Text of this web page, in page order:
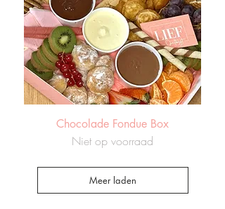
Chocolade Fondue Box
Niet op voorraad
Meer laden